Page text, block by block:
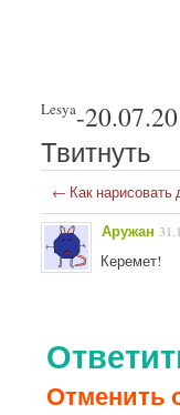
Lesya-
Твитнуть
← Как
Аружан
Керемет!
Отменить